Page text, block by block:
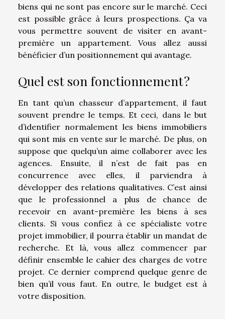
biens qui ne sont pas encore sur le marché. Ceci
est possible grâce à leurs prospections. Ça va
vous permettre souvent de visiter en avant-
première un appartement. Vous allez aussi
bénéficier d’un positionnement qui avantage.
Quel est son fonctionnement ?
En tant qu’un chasseur d’appartement, il faut
souvent prendre le temps. Et ceci, dans le but
d’identifier normalement les biens immobiliers
qui sont mis en vente sur le marché. De plus, on
suppose que quelqu’un aime collaborer avec les
agences. Ensuite, il n’est de fait pas en
concurrence avec elles, il parviendra à
développer des relations qualitatives. C’est ainsi
que le professionnel a plus de chance de
recevoir en avant-première les biens à ses
clients. Si vous confiez à ce spécialiste votre
projet immobilier, il pourra établir un mandat de
recherche. Et là, vous allez commencer par
définir ensemble le cahier des charges de votre
projet. Ce dernier comprend quelque genre de
bien qu’il vous faut. En outre, le budget est à
votre disposition.